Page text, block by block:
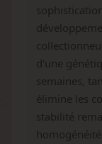
d'une
semaines,
élimine les
stabilité